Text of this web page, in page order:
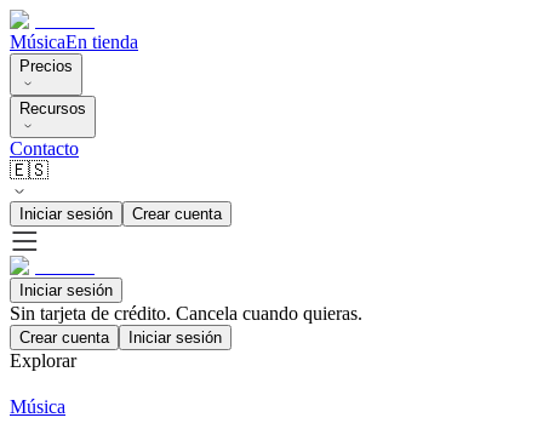
MúsicaEn tienda
Precios
Recursos
Contacto
🇪🇸
Iniciar sesión Crear cuenta
Iniciar sesión
Sin tarjeta de crédito. Cancela cuando quieras.
Crear cuenta Iniciar sesión
Explorar
Música